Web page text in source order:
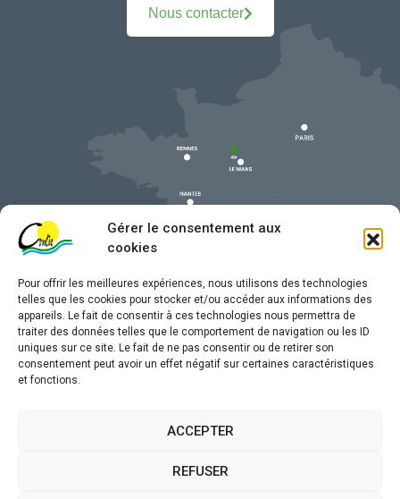
Gérer le consentement aux
cookies
Pour offrir les meilleures expériences, nous utilisons des technologies
telles que les cookies pour stocker et/ou accéder aux informations des
appareils. Le fait de consentir à ces technologies nous permettra de
traiter des données telles que le comportement de navigation ou les ID
uniques sur ce site. Le fait de ne pas consentir ou de retirer son
consentement peut avoir un effet négatif sur certaines caractéristiques
et fonctions.
ACCEPTER
REFUSER
Nous contacter
Mentions légales
Traitement de données personnelles